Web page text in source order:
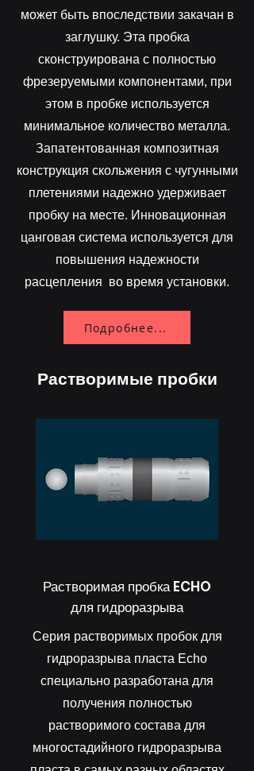
может быть впоследствии закачан в
заглушку. Эта пробка
сконструирована с полностью
фрезеруемыми компонентами, при
этом в пробке используется
минимальное количество металла.
Запатентованная композитная
конструкция скольжения с чугунными
плетениями надежно удерживает
пробку на месте. Инновационная
цанговая система используется для
повышения надежности
расцепления во время установки.
Подробнее...
Растворимые пробки
Растворимая пробка ECHO
для гидроразрыва
Серия растворимых пробок для
гидроразрыва пласта Echo
специально разработана для
получения полностью
растворимого состава для
многостадийного гидроразрыва